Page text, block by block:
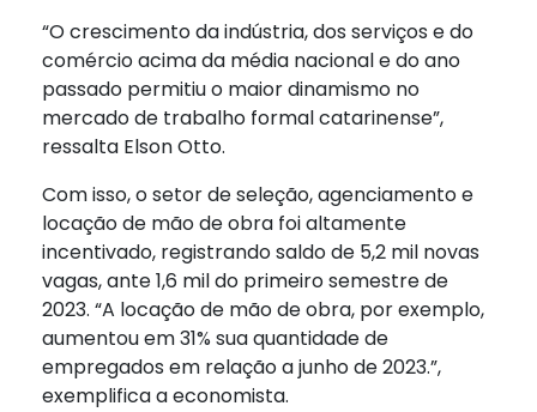
“O crescimento da indústria, dos serviços e do
comércio acima da média nacional e do ano
passado permitiu o maior dinamismo no
mercado de trabalho formal catarinense”,
ressalta Elson Otto.
Com isso, o setor de seleção, agenciamento e
locação de mão de obra foi altamente
incentivado, registrando saldo de 5,2 mil novas
vagas, ante 1,6 mil do primeiro semestre de
2023. “A locação de mão de obra, por exemplo,
aumentou em 31% sua quantidade de
empregados em relação a junho de 2023.”,
exemplifica a economista.